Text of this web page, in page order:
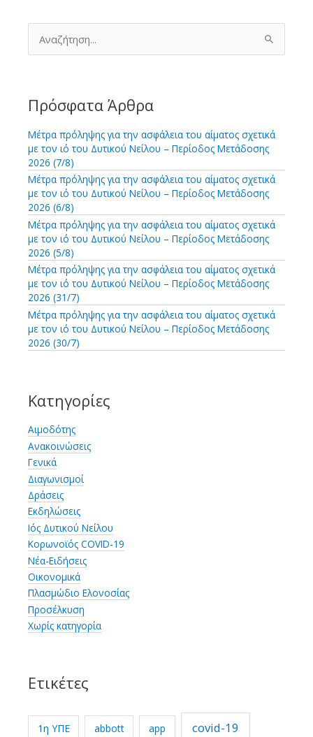
α
τ
η
η
γ
ι
α
:
Πρόσφατα Άρθρα
Μέτρα πρόληψης για την ασφάλεια του αίματος σχετικά
με τον ιό του Δυτικού Νείλου – Περίοδος Μετάδοσης
2026 (7/8)
Μέτρα πρόληψης για την ασφάλεια του αίματος σχετικά
με τον ιό του Δυτικού Νείλου – Περίοδος Μετάδοσης
2026 (6/8)
Μέτρα πρόληψης για την ασφάλεια του αίματος σχετικά
με τον ιό του Δυτικού Νείλου – Περίοδος Μετάδοσης
2026 (5/8)
Μέτρα πρόληψης για την ασφάλεια του αίματος σχετικά
με τον ιό του Δυτικού Νείλου – Περίοδος Μετάδοσης
2026 (31/7)
Μέτρα πρόληψης για την ασφάλεια του αίματος σχετικά
με τον ιό του Δυτικού Νείλου – Περίοδος Μετάδοσης
2026 (30/7)
Κατηγορίες
Αιμοδότης
Ανακοινώσεις
Γενικά
Διαγωνισμοί
Δράσεις
Εκδηλώσεις
Ιός Δυτικού Νείλου
Κορωνοϊός COVID-19
Νέα-Ειδήσεις
Οικονομικά
Πλασμώδιο Ελονοσίας
Προσέλκυση
Χωρίς κατηγορία
Ετικέτες
1η ΥΠΕ abbott app covid-19